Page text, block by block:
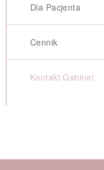
Dla Pacjenta
Cennik
Kontakt Gabinet